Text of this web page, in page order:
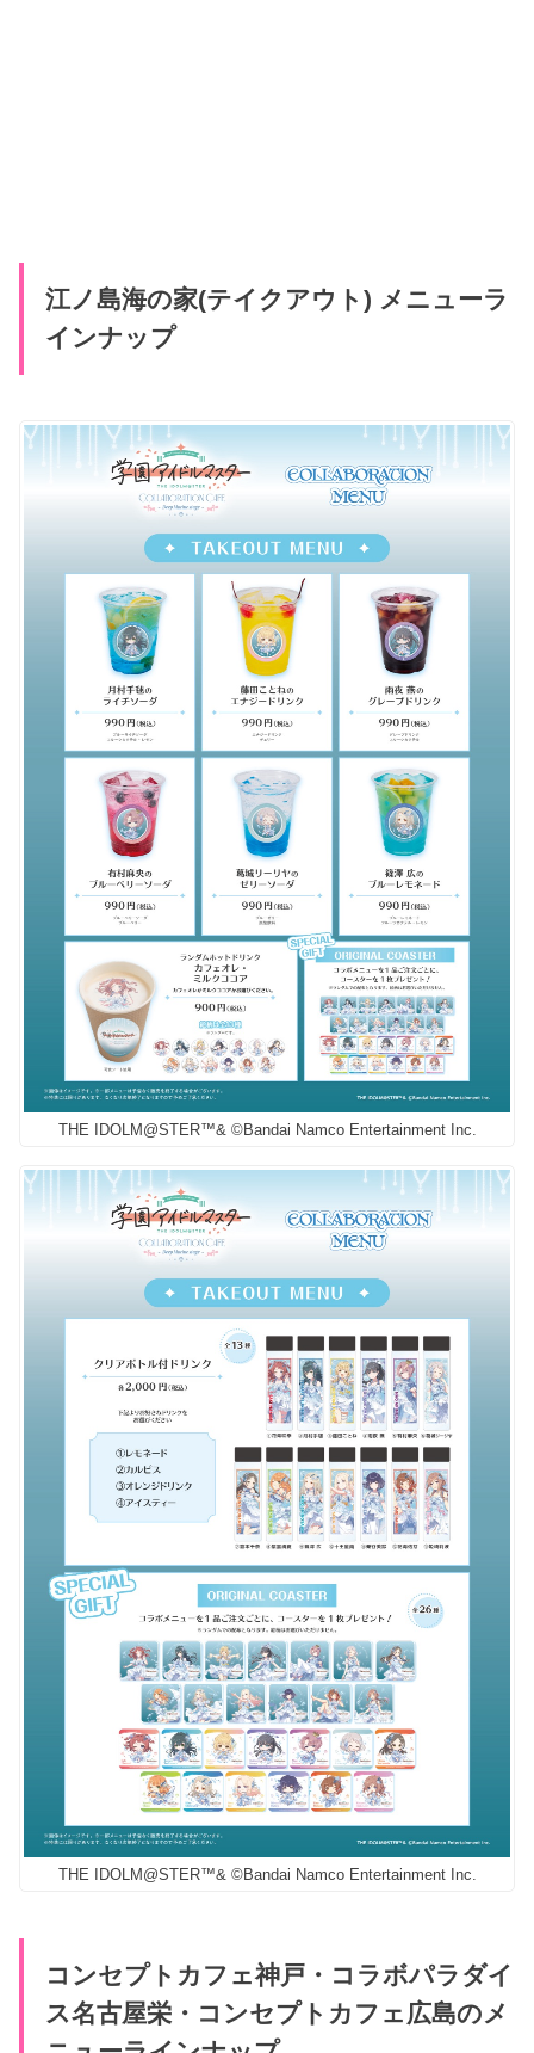
江ノ島海の家(テイクアウト) メニューラ
インナップ
THE IDOLM@STER™& ©Bandai Namco Entertainment Inc.
THE IDOLM@STER™& ©Bandai Namco Entertainment Inc.
コンセプトカフェ神戸・コラボパラダイ
ス名古屋栄・コンセプトカフェ広島のメ